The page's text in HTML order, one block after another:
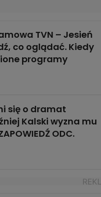
TVN – Jesień
co oglądać. Kiedy
programy
się o dramat
Kalski wyzna mu
ODC.